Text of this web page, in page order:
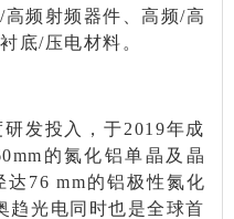
频射频器件、高频/高
底/压电材料。
发投入，于2019年成
的氮化铝单晶及晶
达76 mm的铝极性氮化
趋光电同时也是全球首